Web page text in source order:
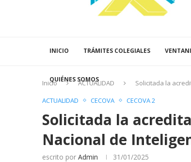
INICIO TRÁMITES COLEGIALES
QUIÉNES SOMOS
Inicio ACTUALIDAD
Solicitada la
ACTUALIDAD
CECOVA CECOVA 2
Solicitada la
Nacional de
escrito por Admin 31/01/2025